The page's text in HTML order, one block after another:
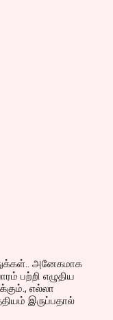
அனேகமாக
பற்றி எழுதிய
எல்லா
இருப்பதால்